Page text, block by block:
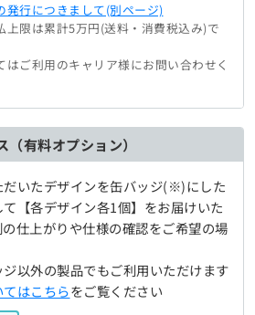
行につきまして(別ページ)
限は累計5万円(送料・消費税込み)で
ご利用のキャリア様にお問い合わせく
有料オプション）
だいたデザインを缶バッジ(※)にした
【各デザイン各1個】をお届けいた
仕上がりや仕様の確認をご希望の場
以外の製品でもご利用いただけます
はこちらをご覧ください